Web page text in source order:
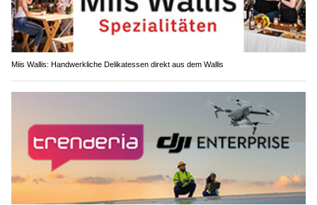
Miis Wallis: Handwerkliche Delikatessen direkt aus dem Wallis